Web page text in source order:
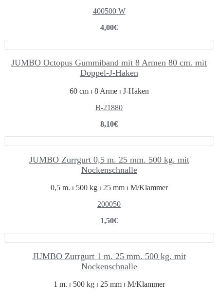
400500 W
4,00€
JUMBO Octopus Gummiband mit 8 Armen 80 cm. mit
Doppel-J-Haken
60 cm ⏐ 8 Arme ⏐ J-Haken
B-21880
8,10€
JUMBO Zurrgurt 0,5 m. 25 mm. 500 kg. mit
Nockenschnalle
0,5 m. ⏐ 500 kg ⏐ 25 mm ⏐ M/Klammer
200050
1,50€
JUMBO Zurrgurt 1 m. 25 mm. 500 kg. mit
Nockenschnalle
1 m. ⏐ 500 kg ⏐ 25 mm ⏐ M/Klammer